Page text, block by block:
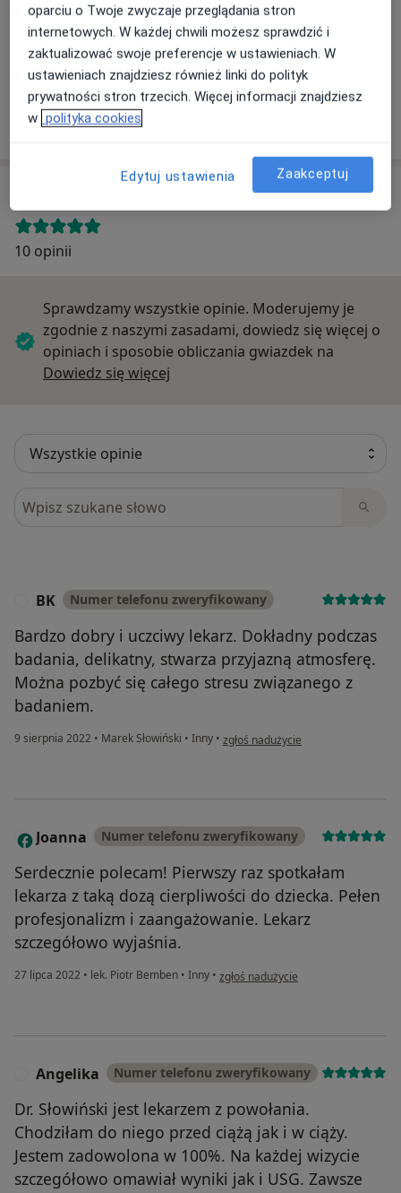
Powiększ mapę
Gemini
Baczyńskiego 15, 38-200 Jasło
Opinie o specjalistach (10)
10 opinii
Sprawdzamy wszystkie opinie. Moderujemy je
zgodnie z naszymi zasadami, dowiedz się więcej o
opiniach i sposobie obliczania gwiazdek na
Dowiedz się więcej
Szukaj w opiniach
BK Numer telefonu zweryfikowany
Bardzo dobry i uczciwy lekarz. Dokładny podczas
badania, delikatny, stwarza przyjazną atmosferę.
Można pozbyć się całego stresu związanego z
badaniem.
9 sierpnia 2022 • Marek Słowiński • Inny • w opinii użytkownika BK
zgłoś nadużycie
J Joanna Numer telefonu zweryfikowany
Serdecznie polecam! Pierwszy raz spotkałam
lekarza z taką dozą cierpliwości do dziecka. Pełen
profesjonalizm i zaangażowanie. Lekarz
szczegółowo wyjaśnia.
27 lipca 2022 • lek. Piotr Bemben • Inny • w opinii użytkownika Joanna
zgłoś nadużycie
Angelika Numer telefonu zweryfikowany
Dr. Słowiński jest lekarzem z powołania.
Chodziłam do niego przed ciążą jak i w ciąży.
Jestem zadowolona w 100%. Na każdej wizycie
szczegółowo omawiał wyniki jak i USG. Zawsze
oparciu o Twoje zwyczaje przeglądania stron
internetowych. W każdej chwili możesz sprawdzić i
zaktualizować swoje preferencje w ustawieniach. W
ustawieniach znajdziesz również linki do polityk
prywatności stron trzecich. Więcej informacji znajdziesz
w polityka cookies
Edytuj ustawienia Zaakceptuj